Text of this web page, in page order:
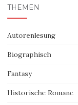
THEMEN
Autorenlesung
Biographisch
Fantasy
Historische Romane